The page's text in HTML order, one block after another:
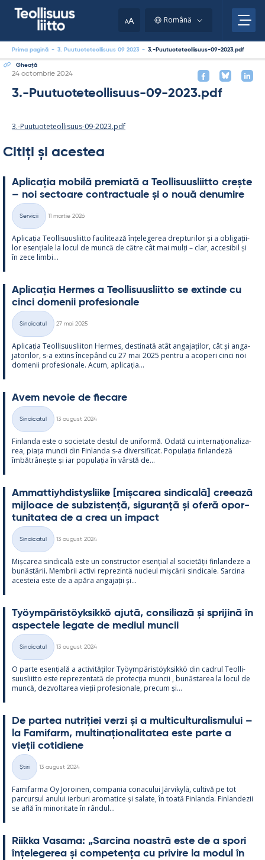
AA Română
Prima pagină - 3. Puutuoteteollisuus 09 2023 - 3.-Puutuoteteollisuus-09-2023.pdf
Gheaţă
Kirjoitettu
24 octombrie 2024
3.-Puutuoteteollisuus-09-2023.pdf
3.-Puutuoteteollisuus-09-2023.pdf
Citiți și acestea
Aplicația mo­bilă pre­miată a Teol­li­suus­liitto crește
– noi sec­toare cont­rac­tuale și o nouă de­nu­mire
Categorii
Servicii
11 martie 2026
Aplicația Teol­li­suus­liitto faci­li­tează înțe­le­ge­rea drep­tu­ri­lor și a obli­gații­
lor esențiale la locul de muncă de către cât mai mulți – clar, acce­si­bil și
în zece limbi...
Aplicația Her­mes a Teol­li­suus­liitto se ex­tinde cu
cinci do­me­nii pro­fe­sio­nale
Categorii
Sindicatul
27 mai 2025
Aplicația Teol­li­suus­lii­ton Her­mes, des­ti­nată atât an­ga­jați­lor, cât și an­ga­
ja­to­ri­lor, s-a ex­tins începând cu 27 mai 2025 pentru a aco­peri cinci noi
do­me­nii pro­fe­sio­nale. Acum, aplicația...
Avem ne­voie de fiecare
Categorii
Sindicatul
13 august 2024
Fin­landa este o socie­tate des­tul de uni­formă. Odată cu in­ter­națio­na­liza­
rea, piața muncii din Fin­landa s-a di­ver­si­ficat. Po­pu­lația fin­lan­deză
îmbătrâ­nește și iar po­pu­lația în vârstă de...
Am­mat­tiyh­dis­tys­liike [mișca­rea sin­dicală] cree­ază
mij­loace de subzis­tență, si­gu­ranță și oferă opor­
tu­ni­ta­tea de a crea un im­pact
Categorii
Sindicatul
13 august 2024
Mișca­rea sin­dicală este un con­struc­tor esențial al societății fin­lan­deze a
bunăstă­rii. Mem­brii ac­tivi reprezintă nucleul mișcă­rii sin­dicale. Sarcina
aces­teia este de a apăra an­ga­jații și...
Työym­pä­ris­töyk­sikkö ajută, con­si­liază și spri­jină în
as­pec­tele le­gate de me­diul muncii
Categorii
Sindicatul
13 august 2024
O parte esențială a ac­ti­vități­lor Työym­pä­ris­töyk­sikkö din cadrul Teol­li­
suus­liitto este reprezen­tată de pro­tecția muncii , bunăs­ta­rea la locul de
muncă, dez­vol­ta­rea vieții pro­fe­sio­nale, precum și...
De par­tea nut­riției verzi și a mul­ticul­tu­ra­lis­mu­lui –
la Fa­mi­farm, mul­ti­națio­na­li­ta­tea este parte a
vieții co­ti­diene
Categorii
Știri
13 august 2024
Fa­mi­farma Oy Jo­roi­nen, com­pa­nia co­nacu­lui Jär­vi­kylä, cul­tivă pe tot
parcur­sul anu­lui ier­buri aro­ma­tice și sa­late, în toată Fin­landa. Fin­lan­dezii
se află în mi­no­ri­tate în rân­dul...
Riikka Va­sama: „Sarcina noa­stră este de a spori
înțe­le­ge­rea și com­pe­tența cu pri­vire la mo­dul în